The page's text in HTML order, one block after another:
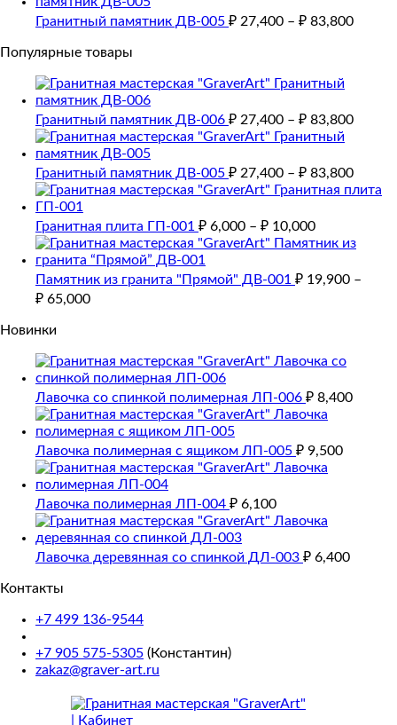
Гранитный памятник ДВ-005 ₽ 27,400 – ₽ 83,800
Популярные товары
Гранитный памятник ДВ-006 ₽ 27,400 – ₽ 83,800
Гранитный памятник ДВ-005 ₽ 27,400 – ₽ 83,800
Гранитная плита ГП-001 ₽ 6,000 – ₽ 10,000
Памятник из гранита "Прямой" ДВ-001 ₽ 19,900 –
₽ 65,000
Новинки
Лавочка со спинкой полимерная ЛП-006 ₽ 8,400
Лавочка полимерная с ящиком ЛП-005 ₽ 9,500
Лавочка полимерная ЛП-004 ₽ 6,100
Лавочка деревянная со спинкой ДЛ-003 ₽ 6,400
Контакты
+7 499 136-9544
+7 905 575-5305 (Константин)
zakaz@graver-art.ru